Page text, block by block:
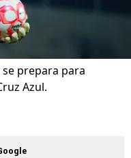
prepara para
Azul.